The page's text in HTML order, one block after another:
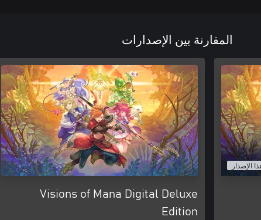
المقارنة بين الإصدارات
الإصدار
Visions of Mana Digital Deluxe
Edition